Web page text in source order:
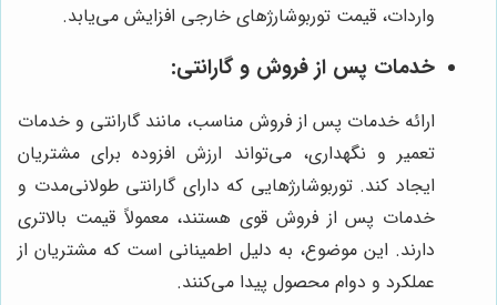
واردات، قیمت توربوشارژهای خارجی افزایش می‌یابد.
خدمات پس از فروش و گارانتی:
ارائه خدمات پس از فروش مناسب، مانند گارانتی و خدمات
تعمیر و نگهداری، می‌تواند ارزش افزوده برای مشتریان
ایجاد کند. توربوشارژهایی که دارای گارانتی طولانی‌مدت و
خدمات پس از فروش قوی هستند، معمولاً قیمت بالاتری
دارند. این موضوع، به دلیل اطمینانی است که مشتریان از
عملکرد و دوام محصول پیدا می‌کنند.